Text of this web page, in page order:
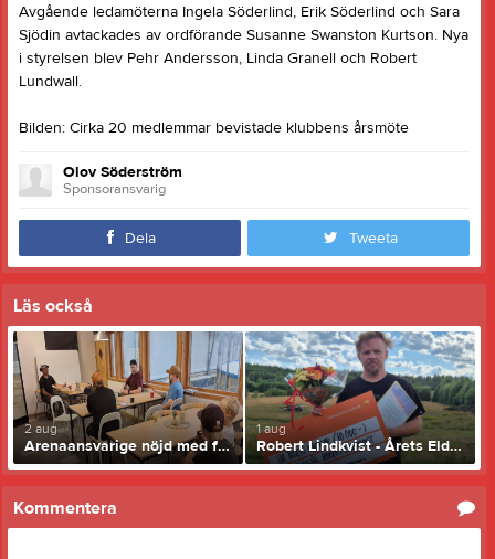
Avgående ledamöterna Ingela Söderlind, Erik Söderlind och Sara
Sjödin avtackades av ordförande Susanne Swanston Kurtson. Nya
i styrelsen blev Pehr Andersson, Linda Granell och Robert
Lundwall.
Bilden: Cirka 20 medlemmar bevistade klubbens årsmöte
Olov Söderström
Sponsoransvarig
Dela Tweeta
Läs också
2 aug
Arenaansvarige nöjd med första arbetsdagen
1 aug
Robert Lindkvist - Årets Eldsjäl 2026
Kommentera